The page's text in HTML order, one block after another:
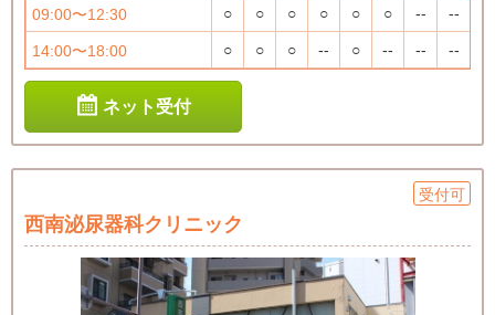
09:00〜12:30
○ ○ ○ ○ ○ ○ -- --
14:00〜18:00 ○ ○ ○ -- ○ -- -- --
ネット受付
受付可
西南泌尿器科クリニック